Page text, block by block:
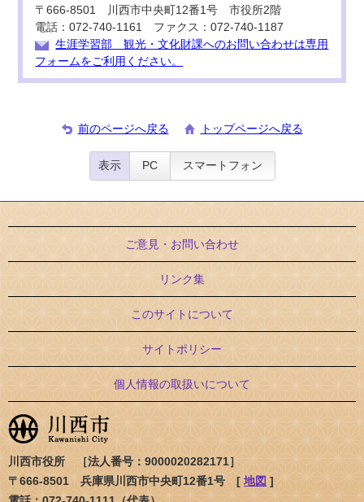
〒666-8501 川西市中央町12番1号 市役所2階
電話：072-740-1161 ファクス：072-740-1187
生涯学習部 観光・文化財課へのお問い合わせは専用
フォームをご利用ください。
前のページへ戻る トップページへ戻る
表示 PC スマートフォン
ご意見・お問い合わせ
リンク集
このサイトについて
サイトポリシー
個人情報の取扱いについて
川西市役所 ［法人番号：9000020282171］
〒666-8501 兵庫県川西市中央町12番1号 [ 地図 ]